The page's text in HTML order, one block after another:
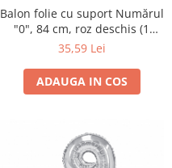
Balon folie cu suport Numărul
"0", 84 cm, roz deschis (1
pachet / 1 buc.)
35,59 Lei
ADAUGA IN COS